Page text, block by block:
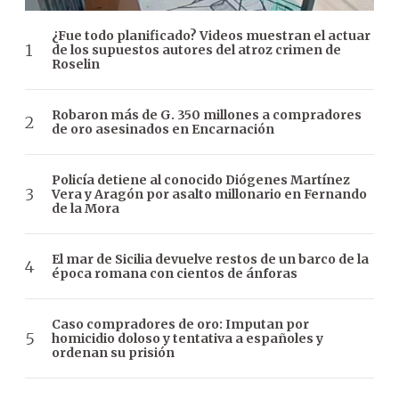
¿Fue todo planificado? Videos muestran el actuar
de los supuestos autores del atroz crimen de
Roselin
Robaron más de G. 350 millones a compradores
de oro asesinados en Encarnación
Policía detiene al conocido Diógenes Martínez
Vera y Aragón por asalto millonario en Fernando
de la Mora
El mar de Sicilia devuelve restos de un barco de la
época romana con cientos de ánforas
Caso compradores de oro: Imputan por
homicidio doloso y tentativa a españoles y
ordenan su prisión